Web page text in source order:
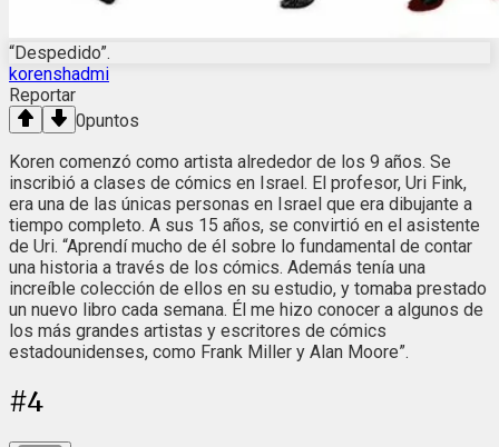
“Despedido”.
korenshadmi
Reportar
0puntos
Koren comenzó como artista alrededor de los 9 años. Se
inscribió a clases de cómics en Israel. El profesor, Uri Fink,
era una de las únicas personas en Israel que era dibujante a
tiempo completo. A sus 15 años, se convirtió en el asistente
de Uri. “Aprendí mucho de él sobre lo fundamental de contar
una historia a través de los cómics. Además tenía una
increíble colección de ellos en su estudio, y tomaba prestado
un nuevo libro cada semana. Él me hizo conocer a algunos de
los más grandes artistas y escritores de cómics
estadounidenses, como Frank Miller y Alan Moore”.
#4